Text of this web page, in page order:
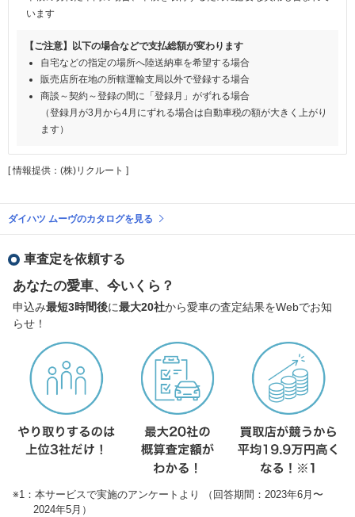
います
【ご注意】以下の場合などで支払総額が変わります
自宅などの指定の場所へ陸送納車を希望する場合
販売店所在地の所轄運輸支局以外で登録する場合
商談～契約～登録の間に「登録月」がずれる場合
（登録月が3月から4月にずれる場合は自動車税の額が大きく上がり
ます）
[ 情報提供：(株)リクルート ]
ダイハツ ムーヴのカタログを見る
車査定を依頼する
あなたの愛車、今いくら？
申込み最短3時間後に最大20社から愛車の査定結果をWebでお知
らせ！
※1：本サービスで実施のアンケートより （回答期間：2023年6月〜
2024年5月）